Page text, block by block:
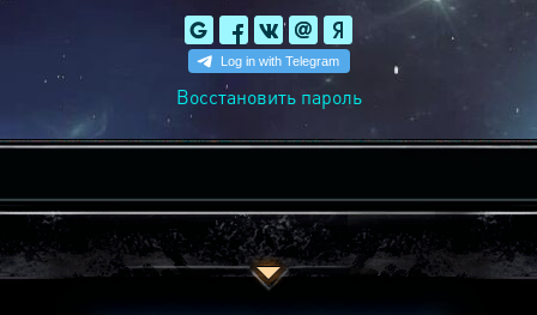
Восстановить пароль